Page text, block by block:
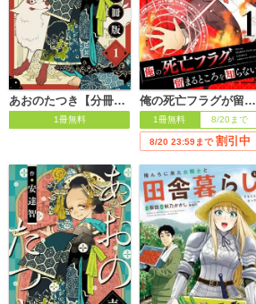
あおのたつき【分冊版】
1冊無料
俺の死亡フラグが留まるところを知らない
1冊無料 8/20まで
8/20 23:59まで 割引中